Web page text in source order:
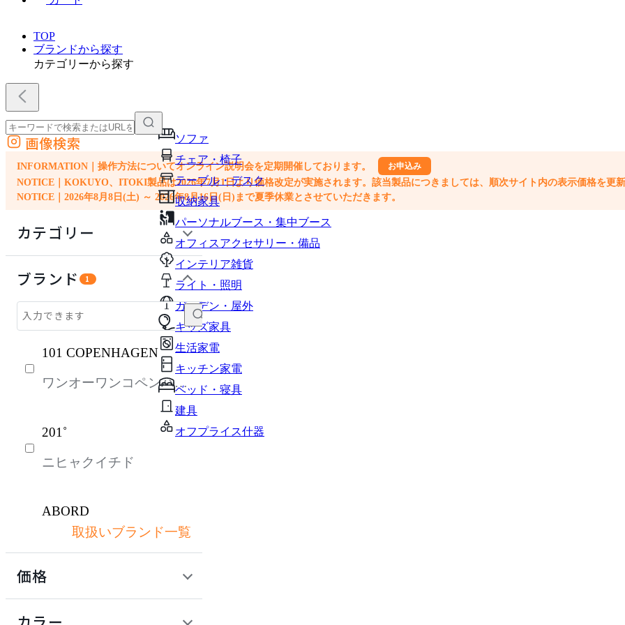
TOP
ブランドから探す
カテゴリーから探す
ソファ
チェア・椅子
テーブル・デスク
収納家具
パーソナルブース・集中ブース
オフィスアクセサリー・備品
インテリア雑貨
ライト・照明
ガーデン・屋外
キッズ家具
生活家電
キッチン家電
ベッド・寝具
建具
オフプライス什器
外部サイトの商品をカートに追加
他のサイトで見つけた商品ページのURLを貼り付けて、カートに追加できます
画像検索
INFORMATION｜操作方法についてオンライン説明会を定期開催しております。 お申込み
NOTICE｜KOKUYO、ITOKI製品は2026年7月1日より価格改定が実施されます。該当製品につきましては、順次サイト内の表示価格を更新
NOTICE｜2026年8月8日(土) ～ 2026年8月16日(日)まで夏季休業とさせていただきます。
カテゴリー
テーブル・デスク
収納家具
オフィスアクセサリー・備品
ライト・照明
キッチン家電
ブランド 1
101 COPENHAGEN
ワンオーワンコペンハー
201˚
ニヒャクイチド
ABORD
アボール
アクメファニチャー
取扱いブランド一覧
価格